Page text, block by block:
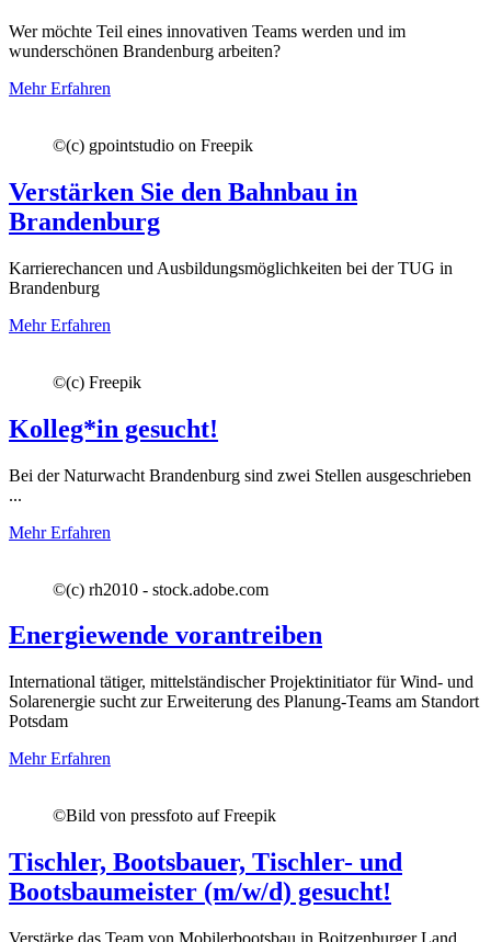
Wer möchte Teil eines innovativen Teams werden und im
wunderschönen Brandenburg arbeiten?
Mehr Erfahren
©(c) gpointstudio on Freepik
Verstärken Sie den Bahnbau in
Brandenburg
Karrierechancen und Ausbildungsmöglichkeiten bei der TUG in
Brandenburg
Mehr Erfahren
©(c) Freepik
Kolleg*in gesucht!
Bei der Naturwacht Brandenburg sind zwei Stellen ausgeschrieben
...
Mehr Erfahren
©(c) rh2010 - stock.adobe.com
Energiewende vorantreiben
International tätiger, mittelständischer Projektinitiator für Wind- und
Solarenergie sucht zur Erweiterung des Planung-Teams am Standort
Potsdam
Mehr Erfahren
©Bild von pressfoto auf Freepik
Tischler, Bootsbauer, Tischler- und
Bootsbaumeister (m/w/d) gesucht!